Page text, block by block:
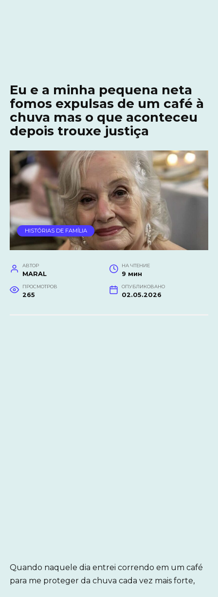
Eu e a minha pequena neta
fomos expulsas de um café à
chuva mas o que aconteceu
depois trouxe justiça
HISTÓRIAS DE FAMÍLIA
АВТОР
MARAL
НА ЧТЕНИЕ
9 мин
ПРОСМОТРОВ
265
ОПУБЛИКОВАНО
02.05.2026
Quando naquele dia entrei correndo em um café
para me proteger da chuva cada vez mais forte,